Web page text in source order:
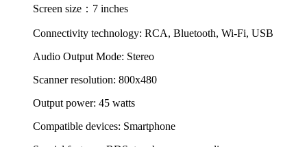
Screen size：7 inches
Connectivity technology: RCA, Bluetooth, Wi-Fi, USB
Audio Output Mode: Stereo
Scanner resolution: 800x480
Output power: 45 watts
Compatible devices: Smartphone